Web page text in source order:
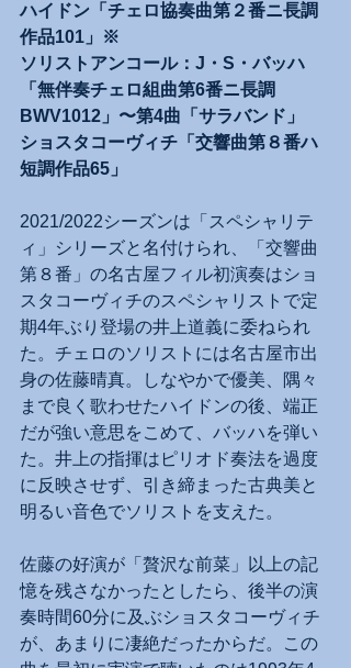
ハイドン「チェロ協奏曲第２番ニ長調
作品101」※
ソリストアンコール：J・S・ バッハ
「無伴奏チェロ組曲第6番ニ長調
BWV1012」〜第4曲「サラバンド」
ショスタコーヴィチ「交響曲第８番ハ
短調作品65」
2021/2022シーズンは「スペシャリテ
ィ」シリーズと名付けられ、「交響曲
第８番」の名古屋フィル初演奏はショ
スタコーヴィチのスペシャリストで定
期4年ぶり登場の井上道義に委ねられ
た。チェロのソリストには名古屋市出
身の佐藤晴真。しなやかで優美、隅々
まで良く歌わせたハイドンの後、端正
だが強い意思をこめて、バッハを弾い
た。井上の指揮はピリオド奏法を過度
に反映させず、引き締まった古典美と
明るい音色でソリストを支えた。
佐藤の好演が「贅沢な前菜」以上の記
憶を残さなかったとしたら、後半の演
奏時間60分に及ぶショスタコーヴィチ
が、あまりに凄絶だったからだ。この